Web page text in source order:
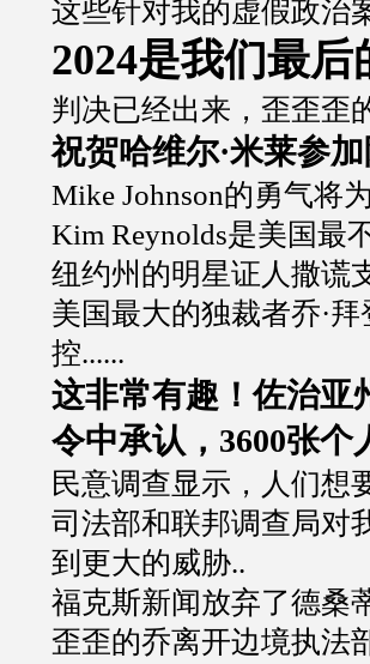
这些针对我的虚假政治
2024是我们最后
判决已经出来，歪歪歪
祝贺哈维尔·米莱参
Mike Johnson的勇气将
Kim Reynolds是美国最
纽约州的明星证人撒谎
美国最大的独裁者乔·
控......
这非常有趣！佐治亚
令中承认，3600张个
民意调查显示，人们想
司法部和联邦调查局对
到更大的威胁..
福克斯新闻放弃了德桑
歪歪的乔离开边境执法